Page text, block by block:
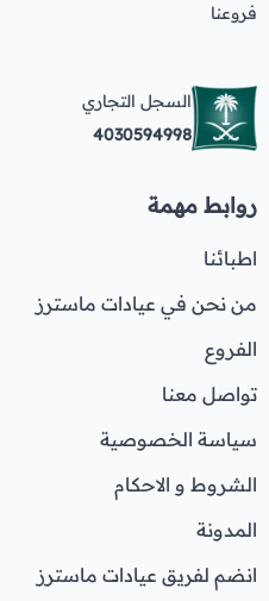
فروعنا
السجل التجاري
4030594998
روابط مهمة
اطبائنا
من نحن في عيادات ماسترز
الفروع
تواصل معنا
سياسة الخصوصية
الشروط و الاحكام
المدونة
انضم لفريق عيادات ماسترز